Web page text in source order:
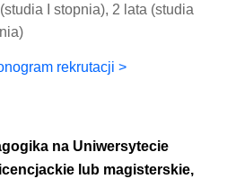
I stopnia), 2 lata (studia
rekrutacji >
na Uniwersytecie
lub magisterskie,